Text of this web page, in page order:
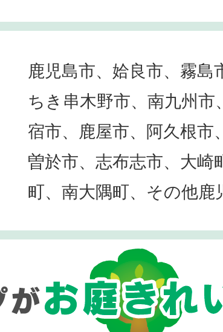
鹿児島市、姶良市、霧
ちき串木野市、南九州
宿市、鹿屋市、阿久根市
曽於市、志布志市、大崎
町、南大隅町、その他鹿